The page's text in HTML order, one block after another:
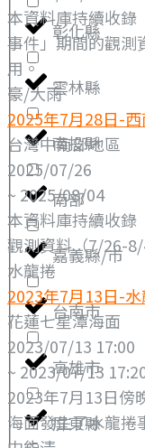
彰化縣
雲林縣
南投縣
南部
嘉義縣/市
台南市
高雄市
屏東縣
本資料庫持續收錄
事件」期間的觀測
用。
豪/大雨
2025年7月28日-
台灣中南部地區
2025/07/26
~ 2025/08/04
本資料庫持續收錄
觀測資料（7/26-8/
水龍捲
2023年7月13日-
花蓮七星潭海面
2023/07/13 17:00
~ 2023/07/13
2023年7月13日傍
海面發生了水龍捲